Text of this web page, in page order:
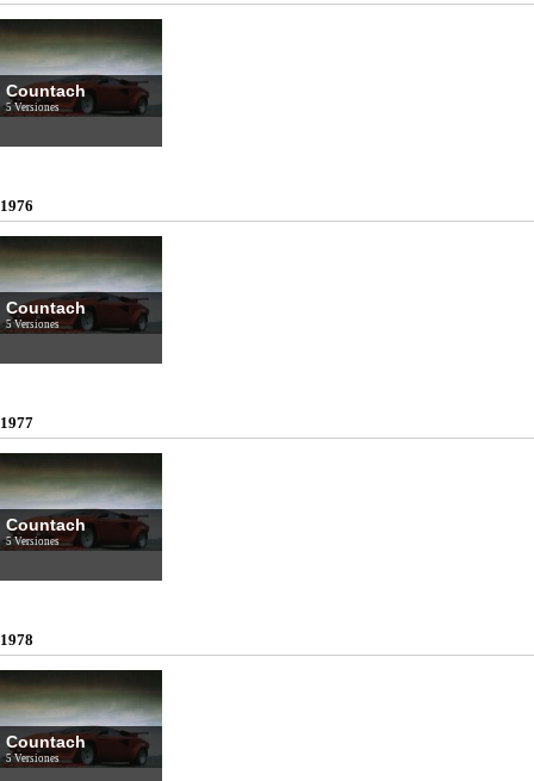
Countach
5 Versiones
1976
Countach
5 Versiones
1977
Countach
5 Versiones
1978
Countach
5 Versiones